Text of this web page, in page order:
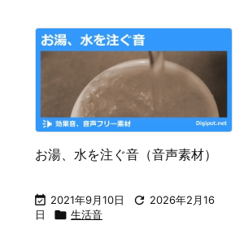
お湯、水を注ぐ音（音声素材）
 2021年9月10日  2026年2月16
日
 生活音